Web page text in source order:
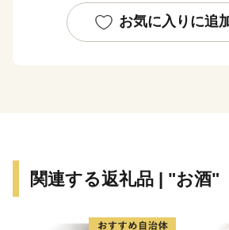
★ABCテレビのニュース情報番組「
の地酒 『長寿金亀』 が紹介されまし
お気に入りに追
関連する返礼品 | "お酒"